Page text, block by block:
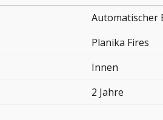
Automatischer
Planika Fires
Innen
2 Jahre